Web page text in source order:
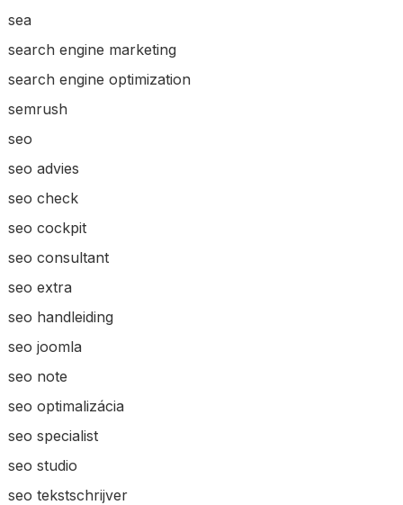
sea
search engine marketing
search engine optimization
semrush
seo
seo advies
seo check
seo cockpit
seo consultant
seo extra
seo handleiding
seo joomla
seo note
seo optimalizácia
seo specialist
seo studio
seo tekstschrijver